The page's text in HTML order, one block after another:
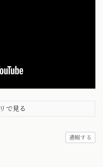
で見る
通報する